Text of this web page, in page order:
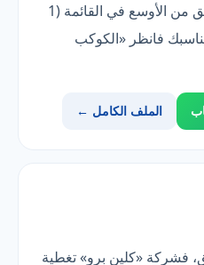
خدمات — لكن تغطيتها أضيق من الأوسع في القائمة (1
لم تناسبك فانظر «الكوكب
الملف الكامل ←
فشركة «كلين برو» تغطية